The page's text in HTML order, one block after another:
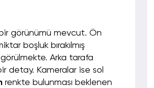
görünümü mevcut. Ön
boşluk bırakılmış
görülmekte. Arka tarafa
detay. Kameralar ise sol
renkte bulunması beklenen